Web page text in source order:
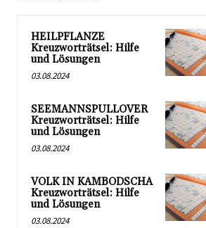
HEILPFLANZE
Kreuzworträtsel: Hilfe
und Lösungen
03.08.2024
SEEMANNSPULLOVER
Kreuzworträtsel: Hilfe
und Lösungen
03.08.2024
VOLK IN KAMBODSCHA
Kreuzworträtsel: Hilfe
und Lösungen
03.08.2024